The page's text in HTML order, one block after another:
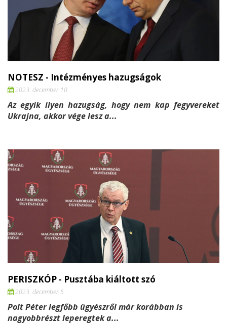
NOTESZ - Intézményes hazugságok
2023. december 10.
Az egyik ilyen hazugság, hogy nem kap fegyvereket
Ukrajna, akkor vége lesz a...
PERISZKÓP - Pusztába kiáltott szó
2023. december 5.
Polt Péter legfőbb ügyészről már korábban is
nagyobbrészt leperegtek a...